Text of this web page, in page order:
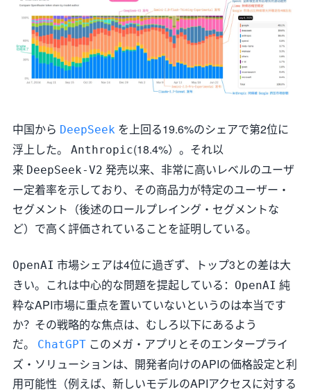
中国から DeepSeek を上回る19.6%のシェアで第2位に
浮上した。
Anthropic(18.4%）。それ以
来 DeepSeek-V2 発売以来、非常に高いレベルのユーザ
ー定着率を示しており、その商品力が特定のユーザー・
セグメント（後述のロールプレイング・セグメントな
ど）で高く評価されていることを証明している。
OpenAI 市場シェアは4位に過ぎず、トップ3との差は大
きい。これは中心的な問題を提起している：
OpenAI 純
粋なAPI市場に重点を置いていないというのは本当です
か？その戦略的な焦点は、むしろ以下にあるよう
だ。
ChatGPT このメガ・アプリとそのエンタープライ
ズ・ソリューションは、開発者向けのAPIの価格設定と利
用可能性（例えば、新しいモデルのAPIアクセスに対する